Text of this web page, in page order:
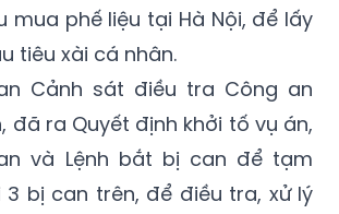
mua phế liệu tại Hà Nội, để lấy
tiêu xài cá nhân.
Cảnh sát điều tra Công an
đã ra Quyết định khởi tố vụ án,
và Lệnh bắt bị can để tạm
bị can trên, để điều tra, xử lý